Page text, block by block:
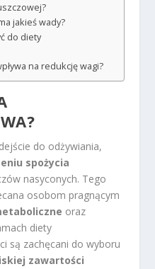
jakieś wady?
do diety
na redukcję wagi?
do odżywiania,
spożycia
nasyconych. Tego
osobom pragnącym
oraz
diety
są zachęcani do wyboru
zawartości